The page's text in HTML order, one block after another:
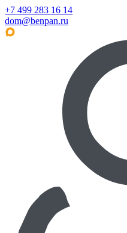
+7 499 283 16 14
dom@benpan.ru